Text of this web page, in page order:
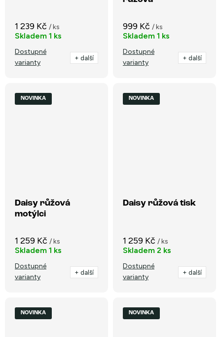
1 239 Kč / ks
Skladem 1 ks
Dostupné
varianty
+ další
999 Kč / ks
Skladem 1 ks
Dostupné
varianty
+ další
NOVINKA
Daisy růžová
motýlci
1 259 Kč / ks
Skladem 1 ks
Dostupné
varianty
+ další
NOVINKA
Daisy růžová tisk
1 259 Kč / ks
Skladem 2 ks
Dostupné
varianty
+ další
NOVINKA NOVINKA